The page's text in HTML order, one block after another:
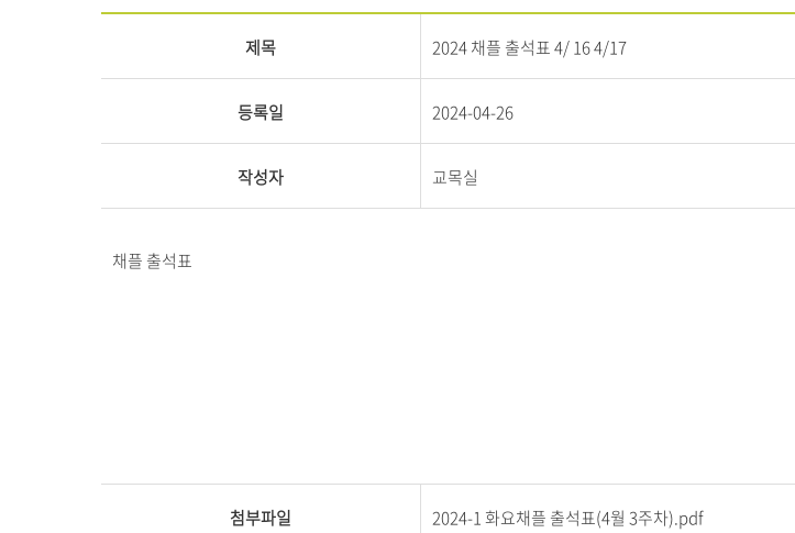
제목 2024 채플 출석표 4/ 16 4/17
등록일 2024-04-26
작성자 교목실
채플 출석표
첨부파일 2024-1 화요채플 출석표(4월 3주차).pdf